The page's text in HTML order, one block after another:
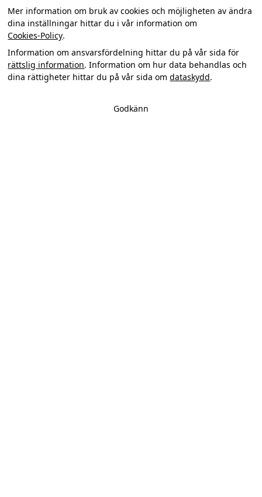
Mer information om bruk av cookies och möjligheten av ändra
dina inställningar hittar du i vår information om
Cookies-Policy.
Information om ansvarsfördelning hittar du på vår sida för
rättslig information. Information om hur data behandlas och
dina rättigheter hittar du på vår sida omdataskydd.
Godkänn